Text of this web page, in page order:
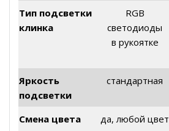
Тип подсветки
клинка
RGB
светодиоды
в рукоятке
Яркость
подсветки
стандартная
Смена цвета
да, любой цвет